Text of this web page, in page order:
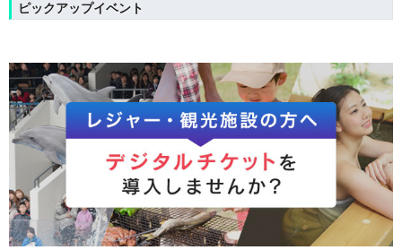
ピックアップイベント